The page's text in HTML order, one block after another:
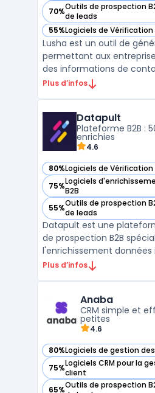
70%Outils de prospection
de leads
— voir Lusha dans cette
55%Logiciels de Vérification
— voir Lusha dans cette
Lusha est un outil de
permettant aux
des informations de
optimiser leurs activités
Lusha facilite la recherche
l'enrichissement des
Plus d’infos
Datapult
Plateforme B2B :
enrichies
4.6
80%Logiciels de Vérification
— voir Datapult dans cette
75%Logiciels
B2B
— voir Datapult dans cette
55%Outils de prospection
de leads
— voir Datapult dans cette
Datapult est une
de prospection B2B
l'enrichissement
acquisition clients. Elle
avec moteur recherche
Plus d’infos
Anaba
CRM simple et
petites
4.6
80%Logiciels de gestion
— voir Anaba dans cette
75%Logiciels CRM pour la
client
— voir Anaba dans cette
65%Outils de prospection